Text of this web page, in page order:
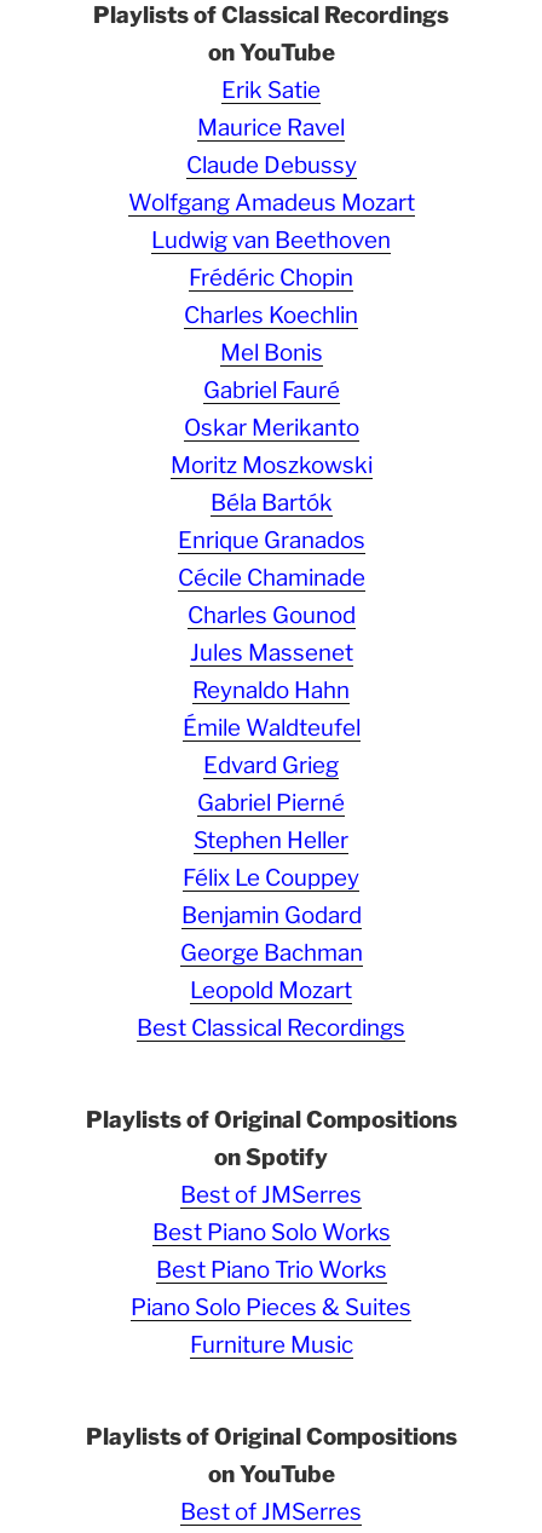
Playlists of Classical Recordings
on YouTube
Erik Satie
Maurice Ravel
Claude Debussy
Wolfgang Amadeus Mozart
Ludwig van Beethoven
Frédéric Chopin
Charles Koechlin
Mel Bonis
Gabriel Fauré
Oskar Merikanto
Moritz Moszkowski
Béla Bartók
Enrique Granados
Cécile Chaminade
Charles Gounod
Jules Massenet
Reynaldo Hahn
Émile Waldteufel
Edvard Grieg
Gabriel Pierné
Stephen Heller
Félix Le Couppey
Benjamin Godard
George Bachman
Leopold Mozart
Best Classical Recordings
Playlists of Original Compositions
on Spotify
Best of JMSerres
Best Piano Solo Works
Best Piano Trio Works
Piano Solo Pieces & Suites
Furniture Music
Playlists of Original Compositions
on YouTube
Best of JMSerres